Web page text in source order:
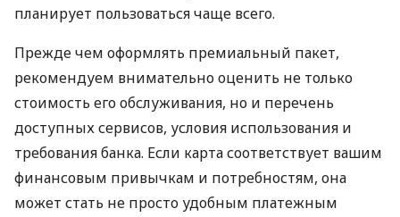
планирует пользоваться чаще всего.
Прежде чем оформлять премиальный пакет,
рекомендуем внимательно оценить не только
стоимость его обслуживания, но и перечень
доступных сервисов, условия использования и
требования банка. Если карта соответствует вашим
финансовым привычкам и потребностям, она
может стать не просто удобным платежным